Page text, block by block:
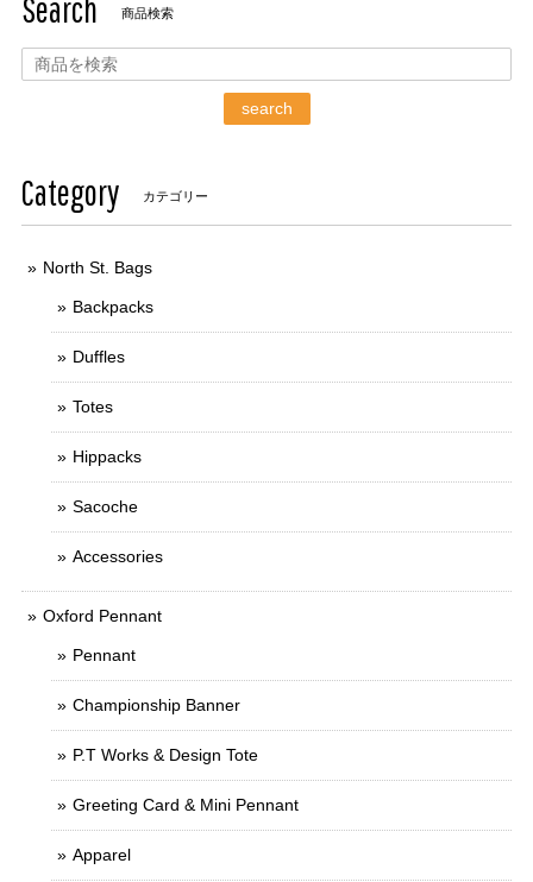
Search 商品検索
search
Category カテゴリー
North St. Bags
Backpacks
Duffles
Totes
Hippacks
Sacoche
Accessories
Oxford Pennant
Pennant
Championship Banner
P.T Works & Design Tote
Greeting Card & Mini Pennant
Apparel